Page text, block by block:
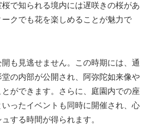
で知られる境内には遅咲きの桜があ
クでも花を楽しめることが魅力で
開も見逃せません。この時期には、通
の内部が公開され、阿弥陀如来像や
ができます。さらに、庭園内での座
ったイベントも同時に開催され、心
する時間が得られます。